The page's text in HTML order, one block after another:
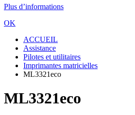
Plus d’informations
OK
ACCUEIL
Assistance
Pilotes et utilitaires
Imprimantes matricielles
ML3321eco
ML3321eco